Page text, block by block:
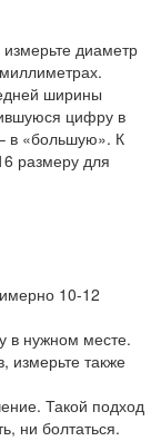
диаметр
ширины
цифру в
в «большую». К
размеру для
10-12
в нужном месте.
измерьте также
Такой подход
ни болтаться.